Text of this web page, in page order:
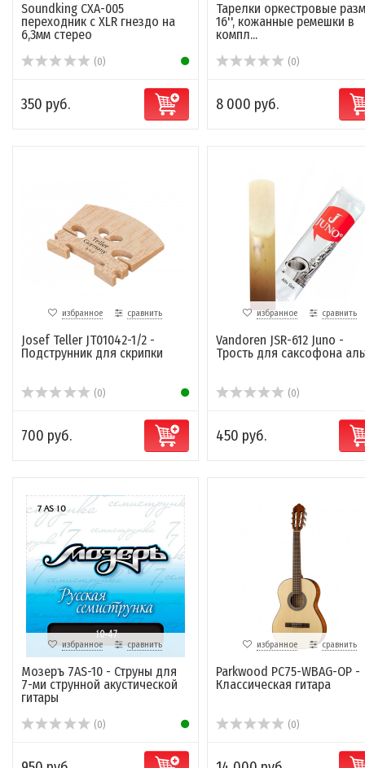
Soundking CXA-005
переходник с XLR гнездо на
6,3мм стерео
(0)
350 руб.
Тарелки оркестровые
16'', кожанные ремешки в
компл...
(0)
8 000 руб.
избранное сравнить
Josef Teller JT01042-1/2 -
Подструнник для скрипки
(0)
700 руб.
избранное сравнить
Vandoren JSR-612 Juno -
Трость для саксофона
(0)
450 руб.
избранное сравнить
Мозеръ 7AS-10 - Струны для
7-ми струнной акустической
гитары
(0)
избранное сравнить
Parkwood PC75-WBAG-OP -
Классическая гитара
(0)